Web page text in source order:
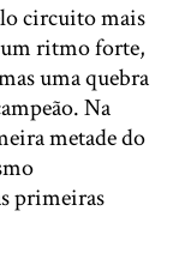
circuito mais
um ritmo forte,
uma quebra
Na
metade do
primeiras